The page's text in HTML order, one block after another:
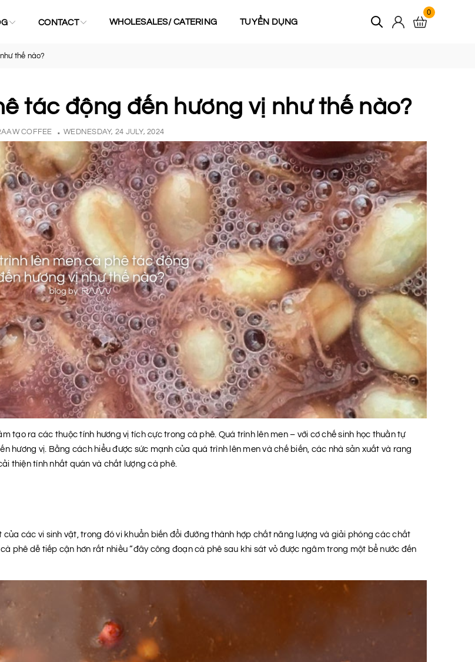
CONTACT WHOLESALES/ CATERING TUYỂN DỤNG
0
thế nào?
tác động đến hương vị như thế nào?
COFFEE WEDNESDAY, 24 JULY, 2024
tạo ra các thuộc tính hương vị tích cực trong cà phê. Quá trình lên men – với cơ chế sinh học thuần tự
hương vị. Bằng cách hiểu được sức mạnh của quá trình lên men và chế biến, các nhà sản xuất và rang
thiện tính nhất quán và chất lượng cà phê.
các vi sinh vật, trong đó vi khuẩn biến đổi đường thành hợp chất năng lượng và giải phóng các chất
phê dễ tiếp cận hơn rất nhiều “đây công đoạn cà phê sau khi sát vỏ được ngâm trong một bể nước đến